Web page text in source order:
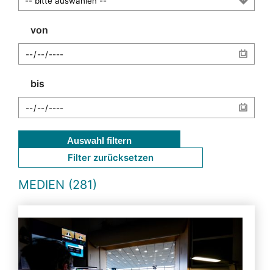
von
bis
Auswahl filtern
Filter zurücksetzen
MEDIEN (281)